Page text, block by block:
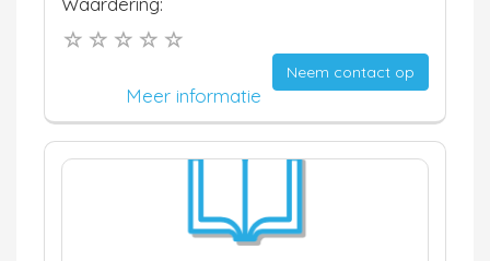
Neem contact op
Meer informatie